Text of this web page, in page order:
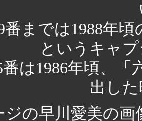
番までは1988年
というキャ
番は1986年頃、
出し
の早川愛美の画